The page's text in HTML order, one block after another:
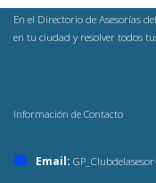
En el Directorio de Asesorías
en tu ciudad y resolver todos
Información de Contacto
Email: